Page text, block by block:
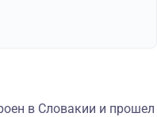
в Словакии и прошел